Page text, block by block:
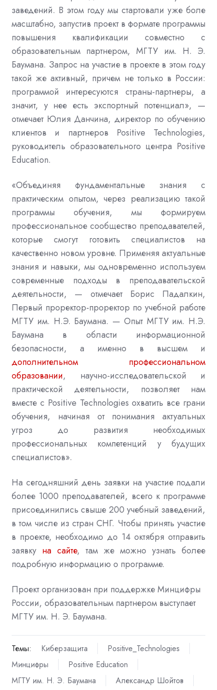
заведений. В этом году мы стартовали уже боле
масштабно, запустив проект в формате программы
повышения квалификации совместно с
образовательным партнером,МГТУ им. Н. Э.
Баумана. Запрос на участие в проекте в этом году
такой же активный, причем не только в России:
программой интересуются страны-партнеры, а
значит, у нее есть экспортный потенциал», —
отмечает Юлия Данчина, директор по обучению
клиентов и партнеров Positive Technologies,
руководитель образовательного центра Positive
Education.
«Объединяя фундаментальные знания с
практическим опытом, через реализацию такой
программы обучения, мы формируем
профессиональное сообщество преподавателей,
которые смогут готовить специалистов на
качественно новом уровне. Применяя актуальные
знания и навыки, мы одновременно используем
современные подходы в преподавательской
деятельности, — отмечает Борис Падалкин,
Первый проректор-проректор по учебной работе
МГТУ им. Н.Э. Баумана. — Опыт МГТУ им. Н.Э.
Баумана в области информационной
безопасности, а именно в высшем и
дополнительном профессиональном
образовании, научно-исследовательской и
практической деятельности, позволяет нам
вместе с Positive Technologiesохватить все грани
обучения, начиная от понимания актуальных
угроз до развития необходимых
профессиональных компетенций у будущих
специалистов».
На сегодняшний день заявки на участие подали
более 1000 преподавателей, всего к программе
присоединились свыше 200 учебный заведений,
в том числе из стран СНГ. Чтобы принять участие
в проекте, необходимо до 14 октября отправить
заявку на сайте, там же можно узнать более
подробную информацию о программе.
Проект организован при поддержке Минцифры
России, образовательным партнером выступает
МГТУ им. Н. Э. Баумана.
Темы: Киберзащита
Positive_Technologies
Минцифры
Positive Education
МГТУ им. Н. Э. Баумана
Александр Шойтов